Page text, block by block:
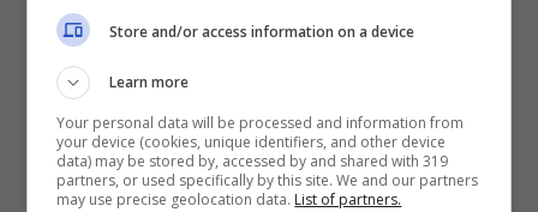
l’ex Fiorentina deciderà una volta per tutte di
appendere gli scarpini al chiodo. Nel frattempo,
i tifosi devono ‘accontentarsi’ del fratello di
Chiellini, Claudio, il quale è ufficialmente
tornato alla Juventus.
Store and/or access information on a device
Learn more
Your personal data will be processed and information from
your device (cookies, unique identifiers, and other device
data) may be stored by, accessed by and shared with 319
partners, or used specifically by this site. We and our partners
may use precise geolocation data. List of partners.